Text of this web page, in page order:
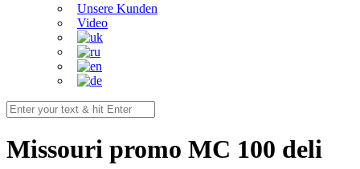
Unsere Kunden
Video
Missouri promo MC 100 deli